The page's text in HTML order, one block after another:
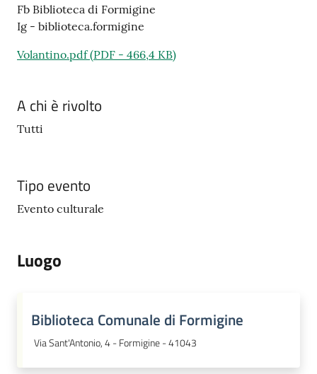
Fb Biblioteca di Formigine
Ig - biblioteca.formigine
Volantino.pdf(PDF - 466,4 KB)
A chi è rivolto
Tutti
Tipo evento
Evento culturale
Luogo
Biblioteca Comunale di Formigine
Via Sant'Antonio, 4 - Formigine - 41043